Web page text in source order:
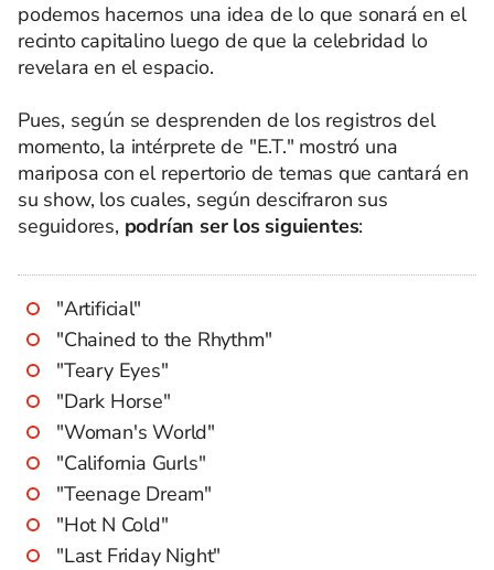
podemos hacernos una idea de lo que sonará en el
recinto capitalino luego de que la celebridad lo
revelara en el espacio.
Pues, según se desprenden de los registros del
momento, la intérprete de "E.T." mostró una
mariposa con el repertorio de temas que cantará en
su show, los cuales, según descifraron sus
seguidores, podrían ser los siguientes:
"Artificial"
"Chained to the Rhythm"
"Teary Eyes"
"Dark Horse"
"Woman's World"
"California Gurls"
"Teenage Dream"
"Hot N Cold"
"Last Friday Night"